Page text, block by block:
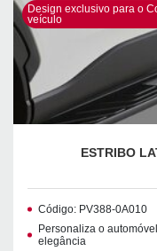
Design exclusivo para o
veículo
ESTRIBO
Código: PV388-0A010
Personaliza o
elegância